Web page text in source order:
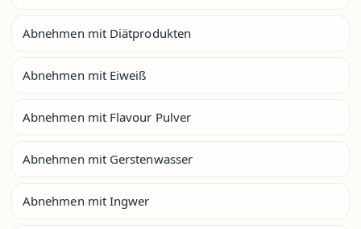
Abnehmen mit Diätprodukten
Abnehmen mit Eiweiß
Abnehmen mit Flavour Pulver
Abnehmen mit Gerstenwasser
Abnehmen mit Ingwer